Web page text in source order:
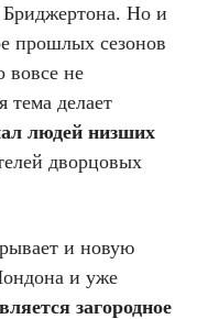
Бриджертона. Но и
прошлых сезонов
вовсе не
тема делает
людей низших
дворцовых
и новую
и уже
загородное